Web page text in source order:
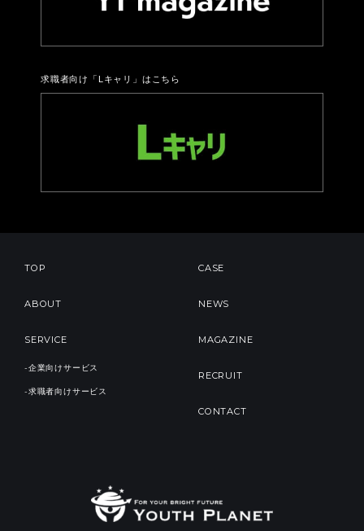
求職者向け「Lキャリ」はこちら
TOP
ABOUT
SERVICE
-企業向けサービス
-求職者向けサービス
CASE
NEWS
MAGAZINE
RECRUIT
CONTACT